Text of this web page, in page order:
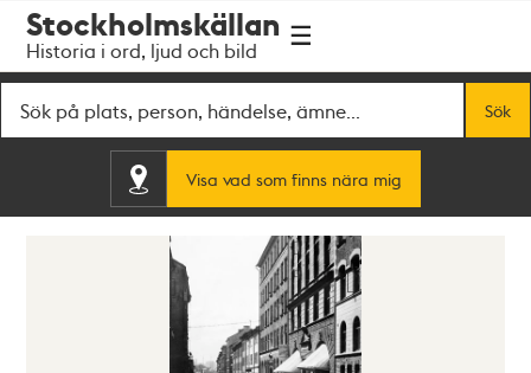
navigationen
huvudinnehållet
Stockholmskällan
Historia i ord, ljud och bild
Sök
Visa vad som finns nära mig